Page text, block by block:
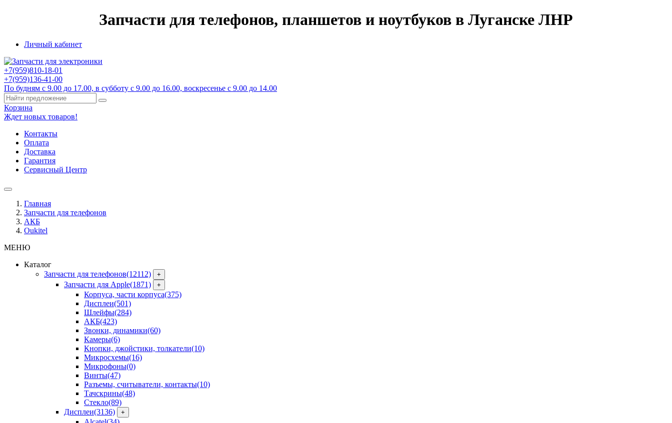
Запчасти для телефонов, планшетов и ноутбуков в Луганске ЛНР
Личный кабинет
+7(959)810-18-01
+7(959)136-41-00
По будням с 9.00 до 17.00, в субботу с 9.00 до 16.00, воскресенье с 9.00 до 14.00
Корзина
Ждет новых товаров!
Контакты
Оплата
Доставка
Гарантия
Сервисный Центр
Главная
Запчасти для телефонов
АКБ
Oukitel
МЕНЮ
Каталог
Запчасти для телефонов(12112) +
Запчасти для Apple(1871) +
Корпуса, части корпуса(375)
Дисплеи(501)
Шлейфы(284)
АКБ(423)
Звонки, динамики(60)
Камеры(6)
Кнопки, джойстики, толкатели(10)
Микросхемы(16)
Микрофоны(0)
Винты(47)
Разъемы, считыватели, контакты(10)
Тачскрины(48)
Стекло(89)
Дисплеи(3136) +